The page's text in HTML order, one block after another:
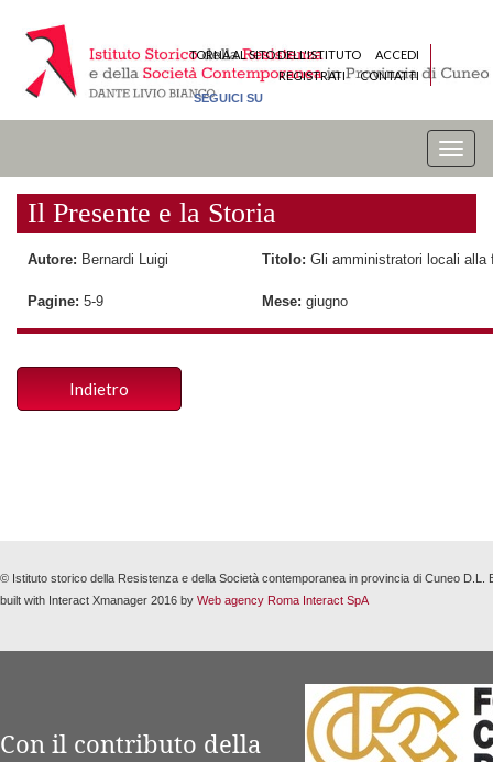
TORNA AL SITO DELL'ISTITUTO
ACCEDI
REGISTRATI
CONTATTI
SEGUICI SU
Toggle
Il Presente e la Storia
Autore: Bernardi Luigi Titolo: Gli amministratori locali alla
Pagine: 5-9 Mese: giugno
Indietro
© Istituto storico della Resistenza e della Società contemporanea in provincia di Cuneo D.L.
built with Interact Xmanager 2016 by Web agency Roma Interact SpA
Con il contributo della